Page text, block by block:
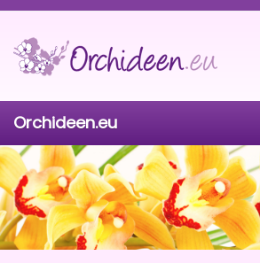
Skip
main
content
Orchideen.eu